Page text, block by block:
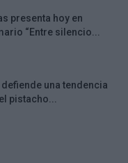
presenta hoy en
“Entre silencio...
una tendencia
pistacho...